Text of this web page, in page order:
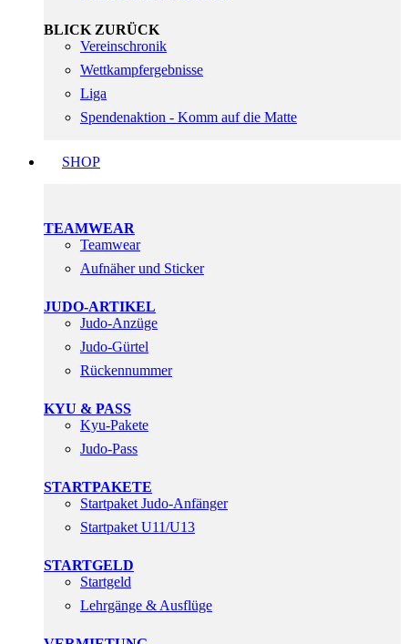
BLICK ZURÜCK
Vereinschronik
Wettkampfergebnisse
Liga
Spendenaktion - Komm auf die Matte
SHOP
TEAMWEAR
Teamwear
Aufnäher und Sticker
JUDO-ARTIKEL
Judo-Anzüge
Judo-Gürtel
Rückennummer
KYU & PASS
Kyu-Pakete
Judo-Pass
STARTPAKETE
Startpaket Judo-Anfänger
Startpaket U11/U13
STARTGELD
Startgeld
Lehrgänge & Ausflüge